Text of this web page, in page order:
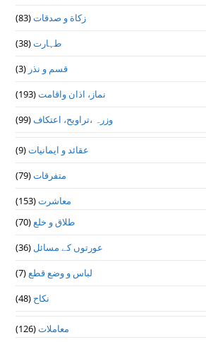
زکاة و صدقات(83)
طہارت(38)
قسم و نذر (3)
نماز، اذان واقامت(193)
وزرہ ،تراويح، اعتكاف(99)
عقائد و ایمانیات(9)
متفرقات(79)
معاشرت(153)
طلاق و خلع(70)
عورتوں کے مسائل (36)
لباس و وضع قطع(7)
نکاح (48)
معاملات(126)